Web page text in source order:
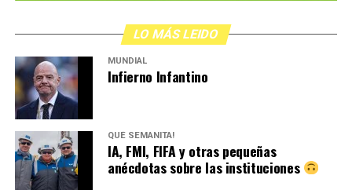
LO MÁS LEIDO
MUNDIAL
Infierno Infantino
QUÉ SEMANITA!
IA, FMI, FIFA y otras pequeñas
anécdotas sobre las instituciones